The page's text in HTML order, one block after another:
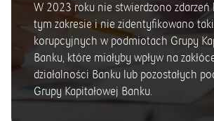
W 2023 roku nie stwierdzono
tym zakresie i nie zidentyfikowano
korupcyjnych w podmiotach Grupy
Banku, które miałyby wpływ na
działalności Banku lub pozostałych
Grupy Kapitałowej Banku.